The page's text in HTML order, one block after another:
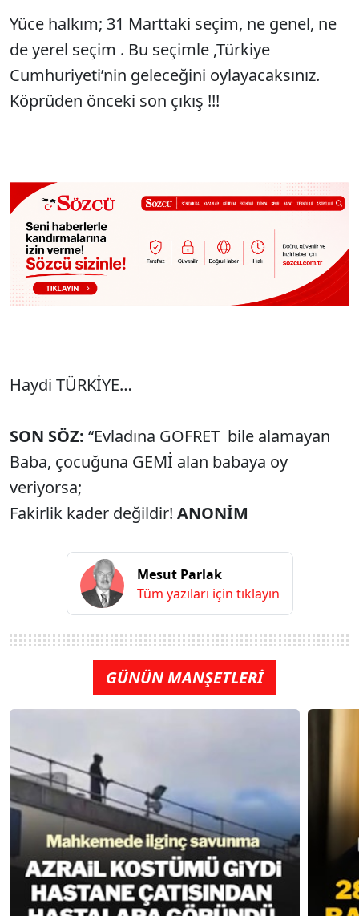
Yüce halkım; 31 Marttaki seçim, ne genel, ne
de yerel seçim . Bu seçimle ,Türkiye
Cumhuriyeti’nin geleceğini oylayacaksınız.
Köprüden önceki son çıkış !!!
Haydi TÜRKİYE…
SON SÖZ: “Evladına GOFRET bile alamayan
Baba, çocuğuna GEMİ alan babaya oy
veriyorsa;
Fakirlik kader değildir! ANONİM
Mesut Parlak
Tüm yazıları için tıklayın
GÜNÜN MANŞETLERİ